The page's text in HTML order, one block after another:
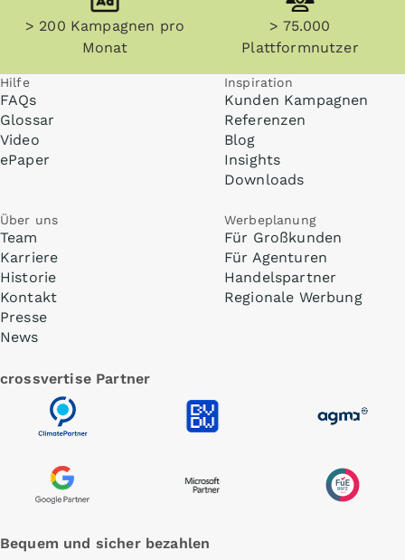
> 200 Kampagnen pro
Monat
> 75.000
Plattformnutzer
Hilfe
FAQs
Glossar
Video
ePaper
Inspiration
Kunden Kampagnen
Referenzen
Blog
Insights
Downloads
Über uns
Team
Karriere
Historie
Kontakt
Presse
News
Werbeplanung
Für Großkunden
Für Agenturen
Handelspartner
Regionale Werbung
crossvertise Partner
Bequem und sicher bezahlen